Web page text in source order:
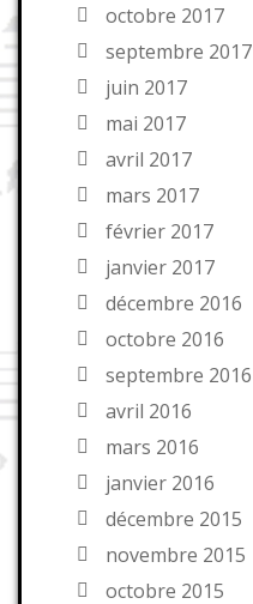
octobre 2017
septembre 2017
juin 2017
mai 2017
avril 2017
mars 2017
février 2017
janvier 2017
décembre 2016
octobre 2016
septembre 2016
avril 2016
mars 2016
janvier 2016
décembre 2015
novembre 2015
octobre 2015